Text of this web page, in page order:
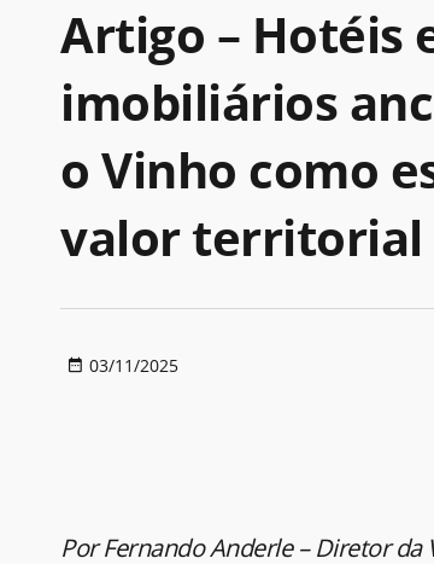
Artigo – Hotéis
imobiliários
o Vinho como
valor territorial
03/11/2025
Por Fernando Anderle – Diretor da